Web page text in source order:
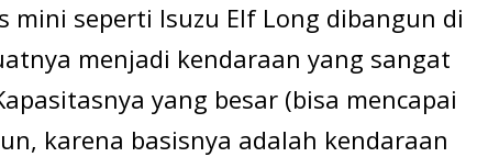
mini seperti Isuzu Elf Long dibangun di
menjadi kendaraan yang sangat
yang besar (bisa mencapai
karena basisnya adalah kendaraan